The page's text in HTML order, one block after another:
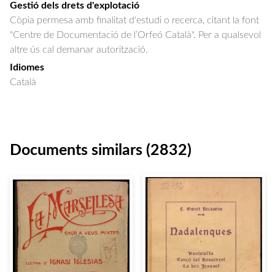
Gestió dels drets d'explotació
Còpia permesa amb finalitat d'estudi o recerca, citant la font
"Centre de Documentació de l’Orfeó Català". Per a qualsevol
altre ús cal demanar autorització.
Idiomes
Català
Documents similars (2832)